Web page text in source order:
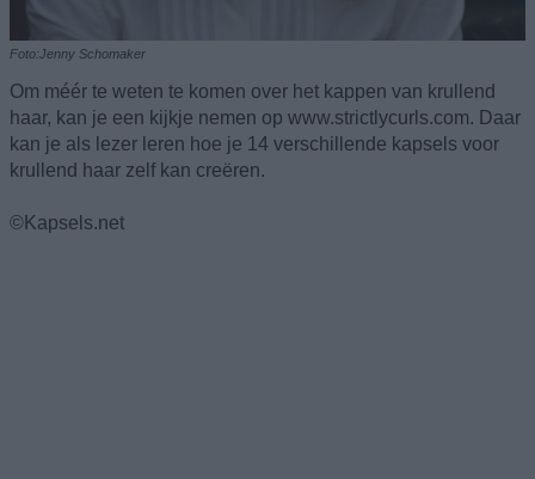
Foto:Jenny Schomaker
Om méér te weten te komen over het kappen van krullend
haar, kan je een kijkje nemen op www.strictlycurls.com. Daar
kan je als lezer leren hoe je 14 verschillende kapsels voor
krullend haar zelf kan creëren.
©Kapsels.net